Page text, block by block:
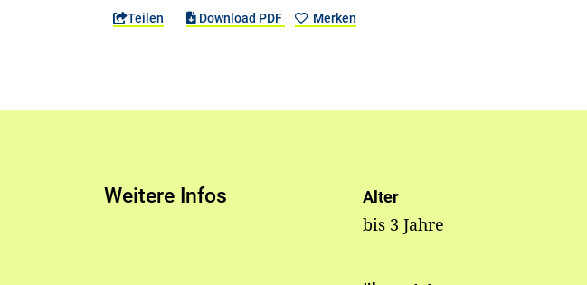
Teilen Download PDF Merken
Weitere Infos Alter
bis 3 Jahre